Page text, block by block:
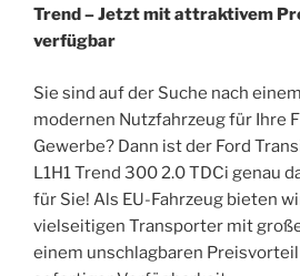
Trend – Jetzt mit attraktivem
verfügbar
Sie sind auf der Suche nach
modernen Nutzfahrzeug für Ihre
Gewerbe? Dann ist der Ford
L1H1 Trend 300 2.0 TDCi genau
für Sie! Als EU-Fahrzeug bieten
vielseitigen Transporter mit
einem unschlagbaren Preisvorteil